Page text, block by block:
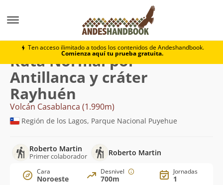
Ten acceso ilimitado a todos los contenidos de Andeshandbook.
Comienza aquí tu prueba gratuita.
Volcán Casablanca Normal por Antillanca
Ruta Normal por
Antillanca y cráter
Rayhuén
Volcán Casablanca (1.990m)
Región de los Lagos, Parque Nacional Puyehue
Roberto Martin
Primer colaborador Roberto Martin
Cara
Noroeste
Desnivel
700m
Jornadas
1